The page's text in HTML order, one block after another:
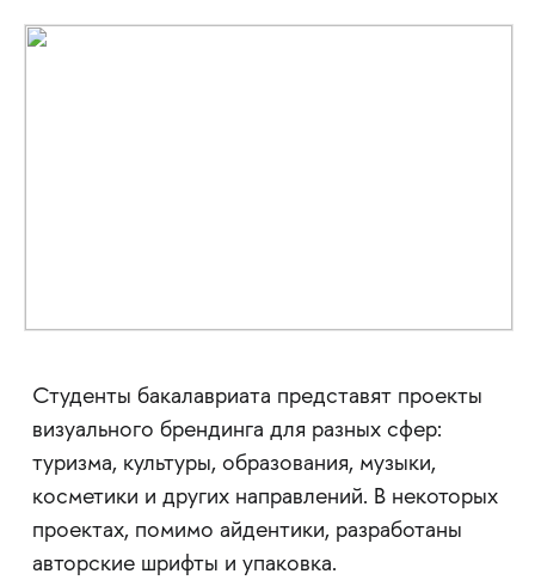
Студенты бакалавриата представят проекты
визуального брендинга для разных сфер:
туризма, культуры, образования, музыки,
косметики и других направлений. В некоторых
проектах, помимо айдентики, разработаны
авторские шрифты и упаковка.